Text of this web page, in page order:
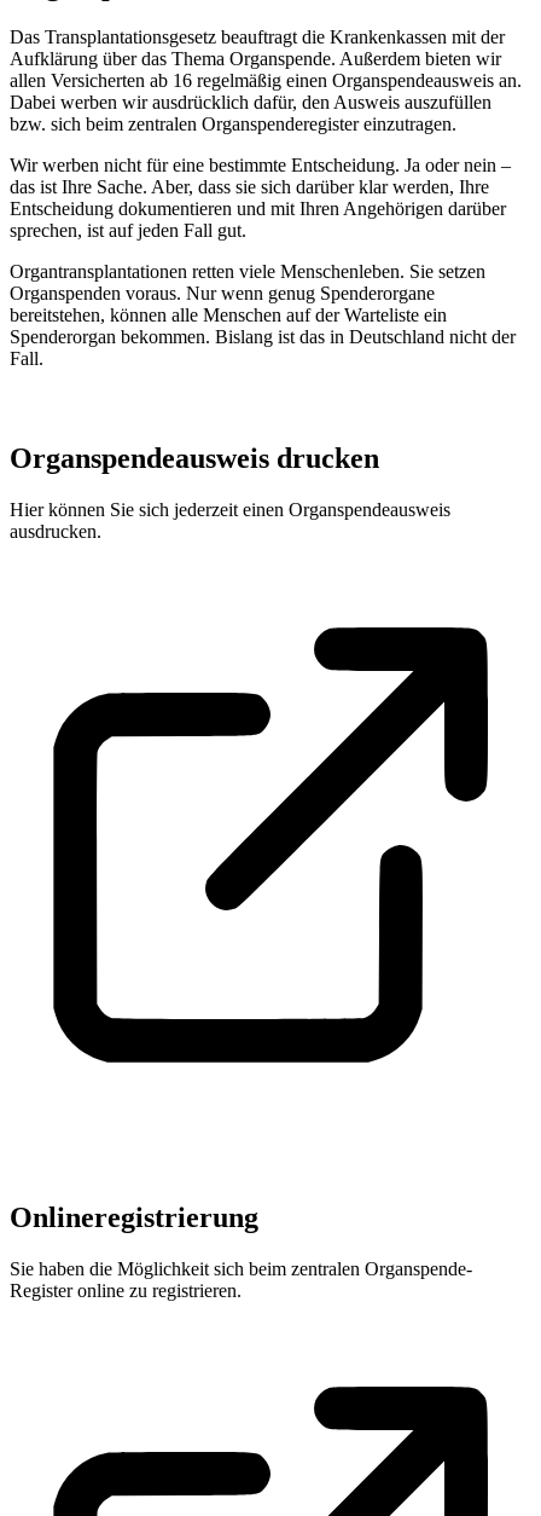
Das Transplantationsgesetz beauftragt die Krankenkassen mit der
Aufklärung über das Thema Organspende. Außerdem bieten wir
allen Versicherten ab 16 regelmäßig einen Organspendeausweis an.
Dabei werben wir ausdrücklich dafür, den Ausweis auszufüllen
bzw. sich beim zentralen Organspenderegister einzutragen.
Wir werben nicht für eine bestimmte Entscheidung. Ja oder nein –
das ist Ihre Sache. Aber, dass sie sich darüber klar werden, Ihre
Entscheidung dokumentieren und mit Ihren Angehörigen darüber
sprechen, ist auf jeden Fall gut.
Organtransplantationen retten viele Menschenleben. Sie setzen
Organspenden voraus. Nur wenn genug Spenderorgane
bereitstehen, können alle Menschen auf der Warteliste ein
Spenderorgan bekommen. Bislang ist das in Deutschland nicht der
Fall.
Organspendeausweis drucken
Hier können Sie sich jederzeit einen Organspendeausweis
ausdrucken.
Onlineregistrierung
Sie haben die Möglichkeit sich beim zentralen Organspende-
Register online zu registrieren.